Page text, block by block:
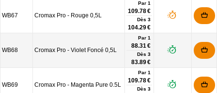
WB67 Cromax Pro - Rouge 0,5L
Par 1
109.78 €
Dès 3
104.29 €
WB68 Cromax Pro - Violet Foncé 0,5L
Par 1
88.31 €
Dès 3
83.89 €
WB69 Cromax Pro - Magenta Pure 0.5L
Par 1
109.78 €
Dès 3